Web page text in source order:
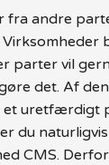
fra andre
parter vil
det. Af
et uretfærdigt
du
CMS.